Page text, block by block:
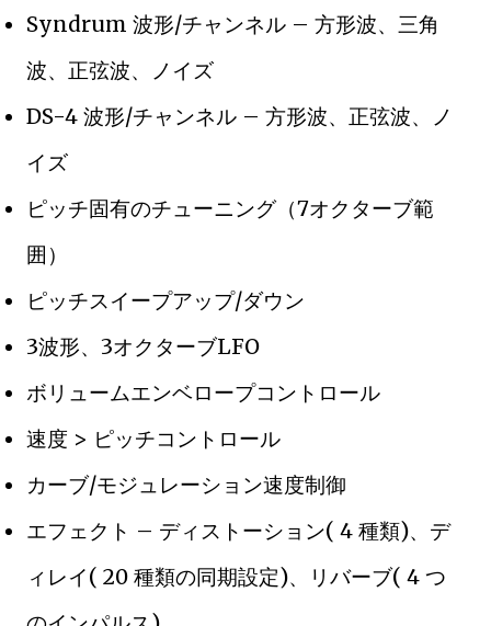
Syndrum 波形/チャンネル – 方形波、三角
波、正弦波、ノイズ
DS-4 波形/チャンネル – 方形波、正弦波、ノ
イズ
ピッチ固有のチューニング（7オクターブ範
囲）
ピッチスイープアップ/ダウン
3波形、3オクターブLFO
ボリュームエンベロープコントロール
速度 > ピッチコントロール
カーブ/モジュレーション速度制御
エフェクト – ディストーション( 4 種類)、デ
ィレイ( 20 種類の同期設定)、リバーブ( 4 つ